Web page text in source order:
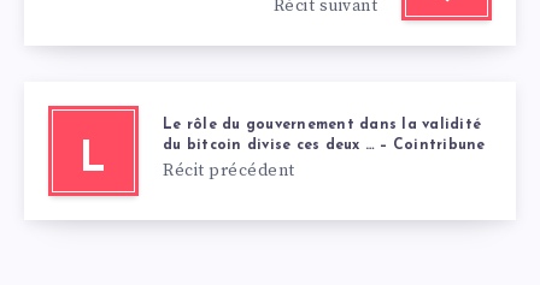
Récit suivant
L
Le rôle du gouvernement dans la validité
du bitcoin divise ces deux … – Cointribune
Récit précédent